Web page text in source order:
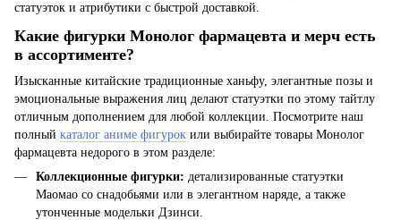
статуэток и атрибутики с быстрой доставкой.
Какие фигурки Монолог фармацевта и мерч есть
в ассортименте?
Изысканные китайские традиционные ханьфу, элегантные позы и
эмоциональные выражения лиц делают статуэтки по этому тайтлу
отличным дополнением для любой коллекции. Посмотрите наш
полный каталог аниме фигурок или выбирайте товары Монолог
фармацевта недорого в этом разделе:
Коллекционные фигурки: детализированные статуэтки
Маомао со снадобьями или в элегантном наряде, а также
утонченные модельки Дзинси.